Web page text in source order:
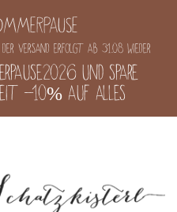
Versand erfolgt ab 31.08 wieder
und spare
-10% auf alles